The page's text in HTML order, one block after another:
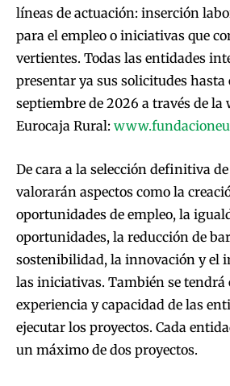
líneas de actuación: inserción
para el empleo o iniciativas que
vertientes. Todas las entidades
presentar ya sus solicitudes hasta
septiembre de 2026 a través de la
Eurocaja Rural:
De cara a la selección definitiva
valorarán aspectos como la
oportunidades de empleo, la
oportunidades, la reducción de
sostenibilidad, la innovación y el
las iniciativas. También se tendrá
experiencia y capacidad de las
ejecutar los proyectos. Cada
un máximo de dos proyectos.